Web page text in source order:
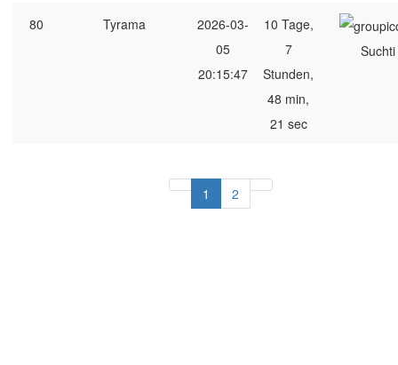
80 Tyrama
2026-03-
05
20:15:47
10 Tage,
7
Stunden,
48 min,
21 sec
Suchti
1 2